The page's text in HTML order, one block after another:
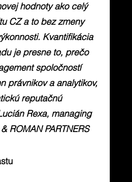
hodnoty ako celý
CZ a to bez zmeny
Kvantifikácia
je presne to, prečo
spoločností
právnikov a analytikov,
reputačnú
Rexa, managing
ROMAN PARTNERS